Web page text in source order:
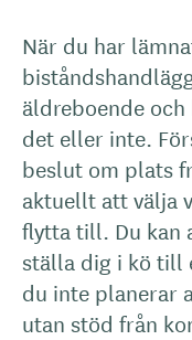
När du har
äldreboende
det eller inte.
beslut om plats
aktuellt att välja
flytta till. Du kan
ställa dig i kö till
du inte planerar
utan stöd från